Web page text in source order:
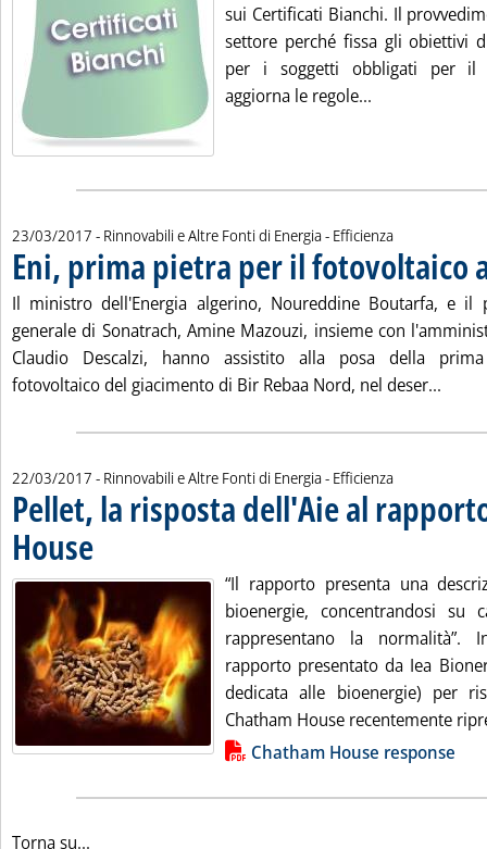
sui Certificati Bianchi. Il
settore perché fissa gli obiettivi
per i soggetti obbligati per il
aggiorna le regole...
23/03/2017 - Rinnovabili e Altre Fonti di Energia - Efficienza
Eni, prima pietra per il fotovoltaico
Il ministro dell'Energia algerino, Noureddine Boutarfa, e il
generale di Sonatrach, Amine Mazouzi, insieme con
Claudio Descalzi, hanno assistito alla posa della
fotovoltaico del giacimento di Bir Rebaa Nord, nel deser...
22/03/2017 - Rinnovabili e Altre Fonti di Energia - Efficienza
Pellet, la risposta dell'Aie al
House . Pubblicata mercoledì 22 marzo 2017 alle 12.38.
“Il rapporto presenta una
bioenergie, concentrandosi su
rappresentano la normalità”.
rapporto presentato da Iea
dedicata alle bioenergie) per
Chatham House recentemente
Lista allegati PDF alla notiziaChatham House response
Torna su...